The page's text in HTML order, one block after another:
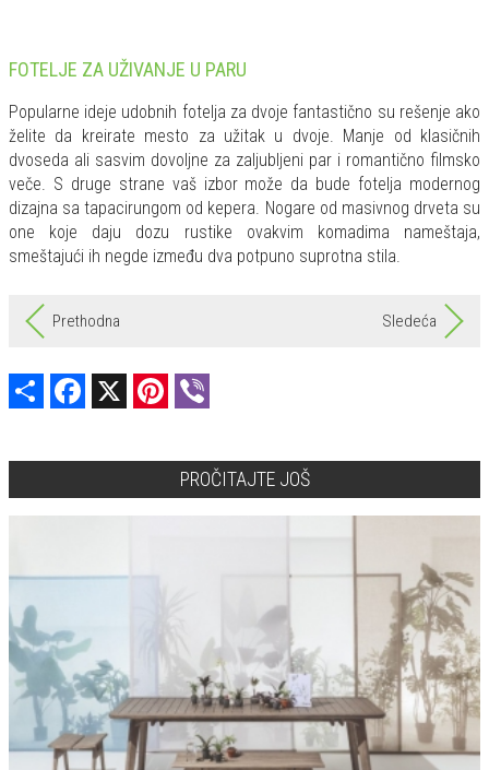
FOTELJE ZA UŽIVANJE U PARU
Popularne ideje udobnih fotelja za dvoje fantastično su rešenje ako
želite da kreirate mesto za užitak u dvoje. Manje od klasičnih
dvoseda ali sasvim dovoljne za zaljubljeni par i romantično filmsko
veče. S druge strane vaš izbor može da bude fotelja modernog
dizajna sa tapacirungom od kepera. Nogare od masivnog drveta su
one koje daju dozu rustike ovakvim komadima nameštaja,
smeštajući ih negde između dva potpuno suprotna stila.
Prethodna Sledeća
Share Facebook Pinterest
PROČITAJTE JOŠ